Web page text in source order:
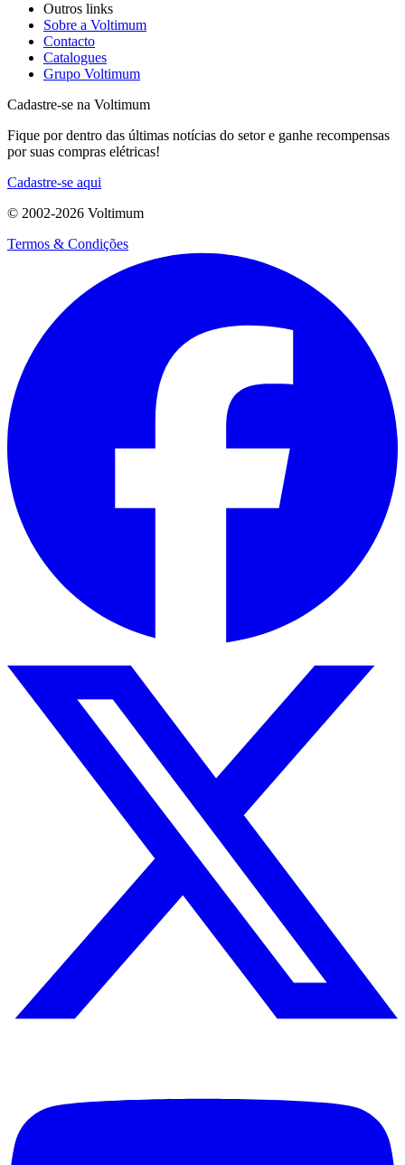
Outros links
Sobre a Voltimum
Contacto
Catalogues
Grupo Voltimum
Cadastre-se na Voltimum
Fique por dentro das últimas notícias do setor e ganhe recompensas
por suas compras elétricas!
Cadastre-se aqui
© 2002-2026 Voltimum
Termos & Condições